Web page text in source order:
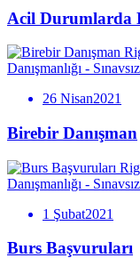
Acil Durumlarda
Danışmanlığı -
26 Nisan2021
Birebir Danışman
Danışmanlığı -
1 Şubat2021
Burs Başvuruları